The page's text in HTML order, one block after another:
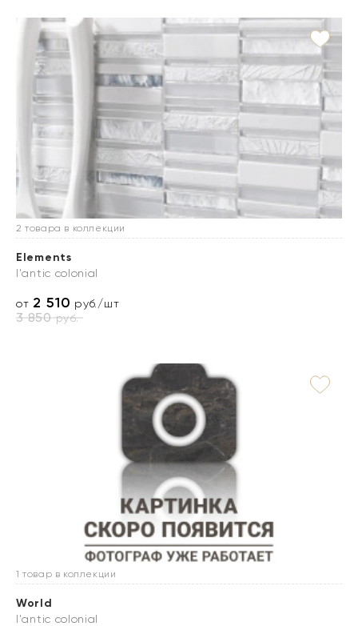
2 товара в коллекции
Elements
l'antic colonial
от 2 510 руб./шт
3 850руб.
1 товар в коллекции
World
l'antic colonial